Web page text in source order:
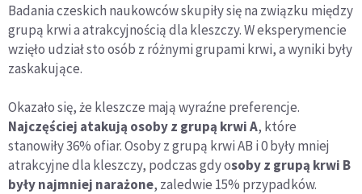
Badania czeskich naukowców skupiły się na związku między
grupą krwi a atrakcyjnością dla kleszczy. W eksperymencie
wzięło udział sto osób z różnymi grupami krwi, a wyniki były
zaskakujące.
Okazało się, że kleszcze mają wyraźne preferencje.
Najczęściej atakują osoby z grupą krwi A, które
stanowiły 36% ofiar. Osoby z grupą krwi AB i 0 były mniej
atrakcyjne dla kleszczy, podczas gdy osoby z grupą krwi B
były najmniej narażone, zaledwie 15% przypadków.